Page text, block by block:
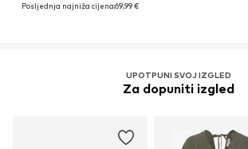
Posljednja najniža cijena:69,99 €
UPOTPUNI SVOJ IZGLED
Za dopuniti izgled